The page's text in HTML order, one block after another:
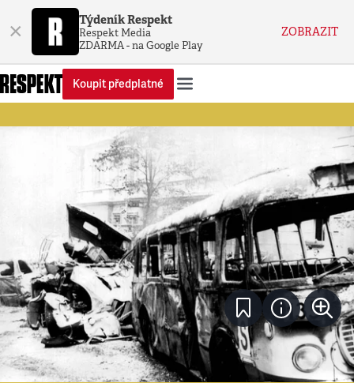
× Týdeník Respekt
Respekt Media
ZDARMA - na Google Play
ZOBRAZIT
Koupit předplatné
Agenda•21. 8. 2013•4 minuty